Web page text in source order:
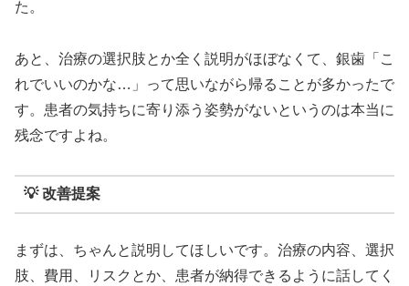
た。
あと、治療の選択肢とか全く説明がほぼなくて、銀歯「こ
れでいいのかな…」って思いながら帰ることが多かったで
す。患者の気持ちに寄り添う姿勢がないというのは本当に
残念ですよね。
💡 改善提案
まずは、ちゃんと説明してほしいです。治療の内容、選択
肢、費用、リスクとか、患者が納得できるように話してく